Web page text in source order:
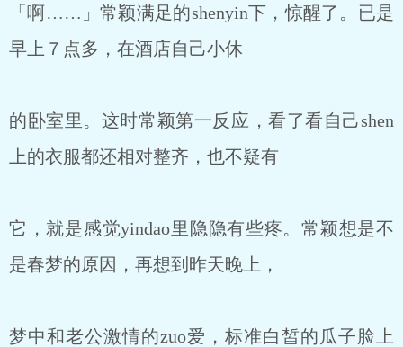
「啊……」常颖满足的shenyin下，惊醒了。已是
早上７点多，在酒店自己小休
的卧室里。这时常颖第一反应，看了看自己shen
上的衣服都还相对整齐，也不疑有
它，就是感觉yindao里隐隐有些疼。常颖想是不
是春梦的原因，再想到昨天晚上，
梦中和老公激情的zuo爱，标准白皙的瓜子脸上